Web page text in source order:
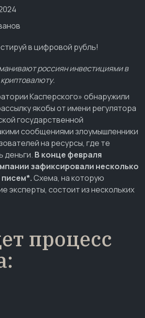
россиян инвестициями в
Касперского» обнаружили
якобы от имени регулятора
государственной
сообщениями злоумышленники
на ресурсы, где те
деньги. В конце февраля
зафиксировали несколько
Схема, на которую
эксперты, состоит из нескольких
процесс